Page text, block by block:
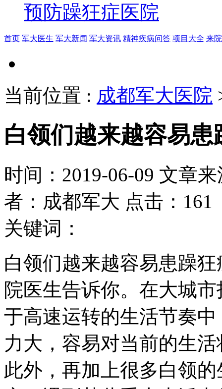
预防躁狂症医院
首页 军大医生 军大新闻 军大资讯 精神疾病问答 项目大全 来
当前位置 : 成都军大医院
白领们越来越容易
时间：2019-06-09 文章
者：成都军大 点击：161
关键词：
白领们越来越容易患躁
院医生告诉你。在大城
于高速运转的生活节奏
力大，容易对当前的生
此外，再加上很多白领